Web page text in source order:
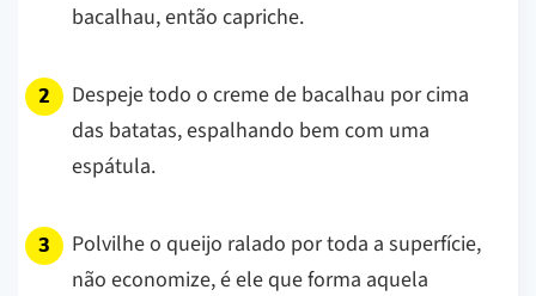
bacalhau, então capriche.
Despeje todo o creme de bacalhau por cima
das batatas, espalhando bem com uma
espátula.
Polvilhe o queijo ralado por toda a superfície,
não economize, é ele que forma aquela